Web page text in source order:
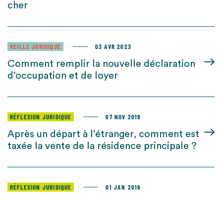
cher
VEILLE JURIDIQUE 03 AVR 2023
Comment remplir la nouvelle déclaration
d’occupation et de loyer
RÉFLEXION JURIDIQUE 07 NOV 2019
Après un départ à l’étranger, comment est
taxée la vente de la résidence principale ?
RÉFLEXION JURIDIQUE 01 JAN 2016